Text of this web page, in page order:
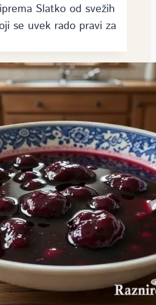
Slatko od svežih
se uvek rado pravi za